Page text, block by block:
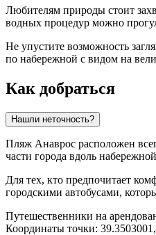
Любителям природы стоит
водных процедур можно
Не упустите возможность
по набережной с видом на
Как добраться
Нашли неточность?
Пляж Анаврос расположен
части города вдоль
Для тех, кто предпочитает
городскими автобусами,
Путешественники на
Координаты точки: